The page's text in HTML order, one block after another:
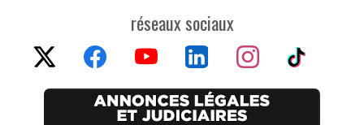
réseaux sociaux